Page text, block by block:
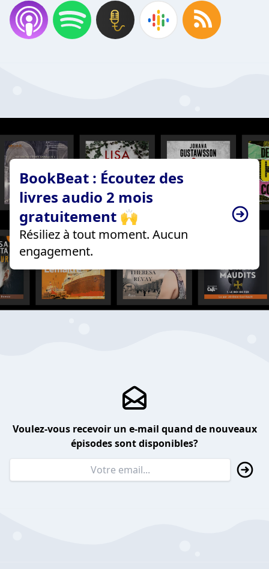
BookBeat : Écoutez des
livres audio 2 mois
gratuitement 🙌
Résiliez à tout moment. Aucun
engagement.
Voulez-vous recevoir un e-mail quand de nouveaux
épisodes sont disponibles?